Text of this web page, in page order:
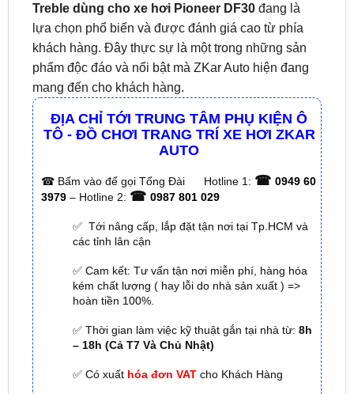
Treble dùng cho xe hơi Pioneer DF30 đang là
lựa chọn phổ biến và được đánh giá cao từ phía
khách hàng. Đây thực sự là một trong những sản
phẩm độc đáo và nổi bật mà ZKar Auto hiện đang
mang đến cho khách hàng.
ĐỊA CHỈ TỚI TRUNG TÂM PHỤ KIỆN Ô
TÔ - ĐỒ CHƠI TRANG TRÍ XE HƠI ZKAR
AUTO
☎Bấm vào để gọi Tổng Đài Hotline 1: ☎ 0949 60
3979 – Hotline 2: ☎ 0987 801 029
✅ Tới nâng cấp, lắp đặt tận nơi tại Tp.HCM và
các tỉnh lân cận
✅ Cam kết: Tư vấn tận nơi miễn phí, hàng hóa
kém chất lượng ( hay lỗi do nhà sản xuất ) =>
hoàn tiền 100%.
✅ Thời gian làm việc kỹ thuật gắn tại nhà từ: 8h
– 18h (Cả T7 Và Chủ Nhật)
✅ Có xuất hóa đơn VATcho Khách Hàng